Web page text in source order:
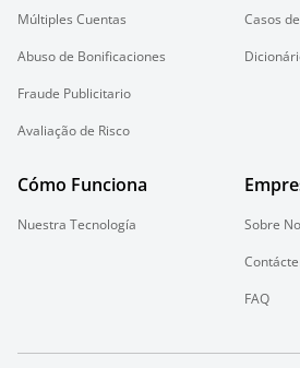
Múltiples Cuentas
Abuso de Bonificaciones
Fraude Publicitario
Avaliação de Risco
Casos
Cómo Funciona
Nuestra Tecnología
Sobre
FAQ